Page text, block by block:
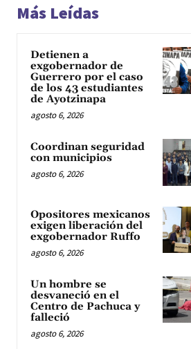
Más Leídas
Detienen a
exgobernador de
Guerrero por el caso
de los 43 estudiantes
de Ayotzinapa
agosto 6, 2026
Coordinan seguridad
con municipios
agosto 6, 2026
Opositores mexicanos
exigen liberación del
exgobernador Ruffo
agosto 6, 2026
Un hombre se
desvaneció en el
Centro de Pachuca y
falleció
agosto 6, 2026